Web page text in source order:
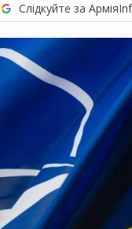
Слідкуйте за